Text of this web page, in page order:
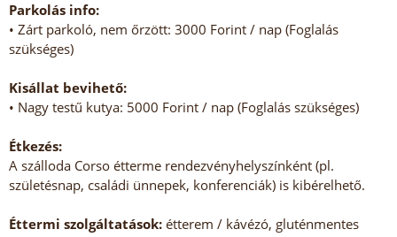
Parkolás info:
• Zárt parkoló, nem őrzött: 3000 Forint / nap (Foglalás
szükséges)
Kisállat bevihető:
• Nagy testű kutya: 5000 Forint / nap (Foglalás szükséges)
Étkezés:
A szálloda Corso étterme rendezvényhelyszínként (pl.
születésnap, családi ünnepek, konferenciák) is kibérelhető.
Éttermi szolgáltatások: étterem / kávézó, gluténmentes